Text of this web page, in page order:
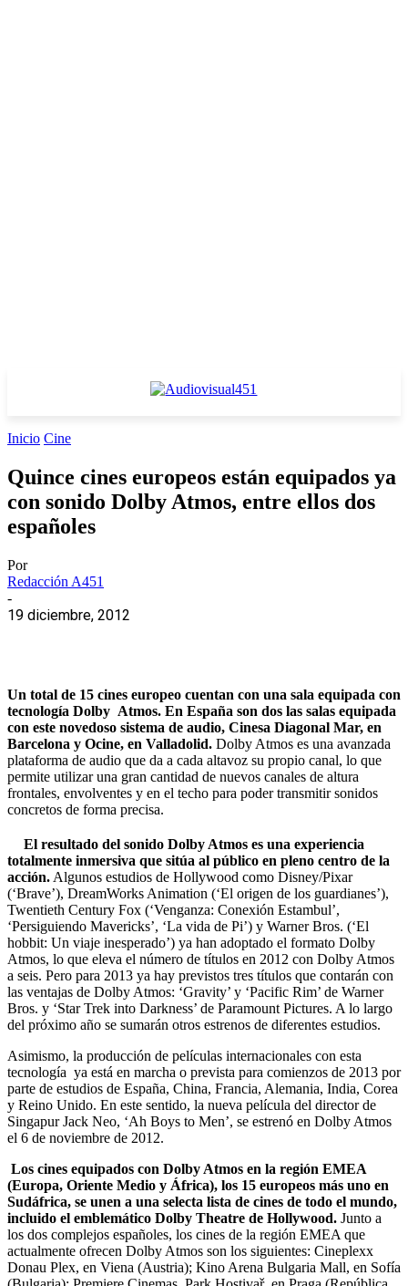
Inicio Cine
Quince cines europeos están equipados ya
con sonido Dolby Atmos, entre ellos dos
españoles
Por
Redacción A451
-
19 diciembre, 2012
Un total de 15 cines europeo cuentan con una sala equipada con
tecnología Dolby Atmos. En España son dos las salas equipada
con este novedoso sistema de audio, Cinesa Diagonal Mar, en
Barcelona y Ocine, en Valladolid. Dolby Atmos es una avanzada
plataforma de audio que da a cada altavoz su propio canal, lo que
permite utilizar una gran cantidad de nuevos canales de altura
frontales, envolventes y en el techo para poder transmitir sonidos
concretos de forma precisa.
El resultado del sonido Dolby Atmos es una experiencia
totalmente inmersiva que sitúa al público en pleno centro de la
acción. Algunos estudios de Hollywood como Disney/Pixar
(‘Brave’), DreamWorks Animation (‘El origen de los guardianes’),
Twentieth Century Fox (‘Venganza: Conexión Estambul’,
‘Persiguiendo Mavericks’, ‘La vida de Pi’) y Warner Bros. (‘El
hobbit: Un viaje inesperado’) ya han adoptado el formato Dolby
Atmos, lo que eleva el número de títulos en 2012 con Dolby Atmos
a seis. Pero para 2013 ya hay previstos tres títulos que contarán con
las ventajas de Dolby Atmos: ‘Gravity’ y ‘Pacific Rim’ de Warner
Bros. y ‘Star Trek into Darkness’ de Paramount Pictures. A lo largo
del próximo año se sumarán otros estrenos de diferentes estudios.
Asimismo, la producción de películas internacionales con esta
tecnología ya está en marcha o prevista para comienzos de 2013 por
parte de estudios de España, China, Francia, Alemania, India, Corea
y Reino Unido. En este sentido, la nueva película del director de
Singapur Jack Neo, ‘Ah Boys to Men’, se estrenó en Dolby Atmos
el 6 de noviembre de 2012.
Los cines equipados con Dolby Atmos en la región EMEA
(Europa, Oriente Medio y África), los 15 europeos más uno en
Sudáfrica, se unen a una selecta lista de cines de todo el mundo,
incluido el emblemático Dolby Theatre de Hollywood. Junto a
los dos complejos españoles, los cines de la región EMEA que
actualmente ofrecen Dolby Atmos son los siguientes: Cineplexx
Donau Plex, en Viena (Austria); Kino Arena Bulgaria Mall, en Sofía